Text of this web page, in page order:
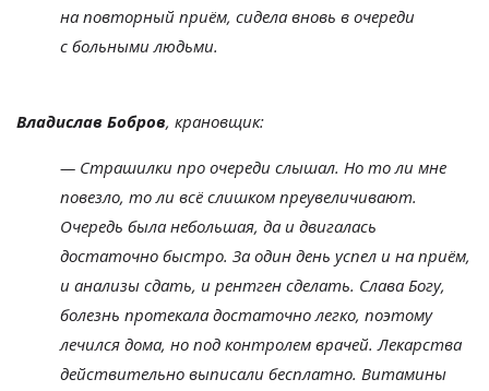
на повторный приём, сидела вновь в очереди
с больными людьми.
Владислав Бобров, крановщик:
— Страшилки про очереди слышал. Но то ли мне
повезло, то ли всё слишком преувеличивают.
Очередь была небольшая, да и двигалась
достаточно быстро. За один день успел и на приём,
и анализы сдать, и рентген сделать. Слава Богу,
болезнь протекала достаточно легко, поэтому
лечился дома, но под контролем врачей. Лекарства
действительно выписали бесплатно. Витамины